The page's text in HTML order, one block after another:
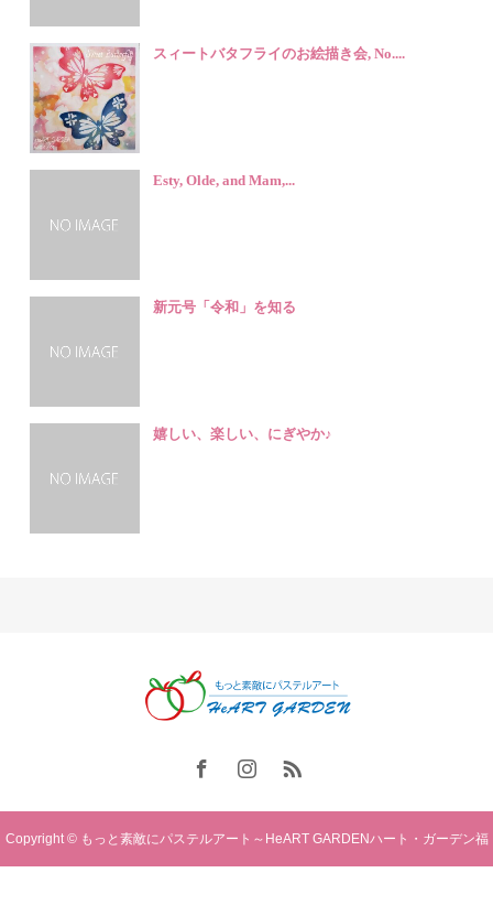
スィートバタフライのお絵描き会, No....
Esty, Olde, and Mam,...
新元号「令和」を知る
嬉しい、楽しい、にぎやか♪
Copyright © もっと素敵にパステルアート～HeART GARDENハート・ガーデン福